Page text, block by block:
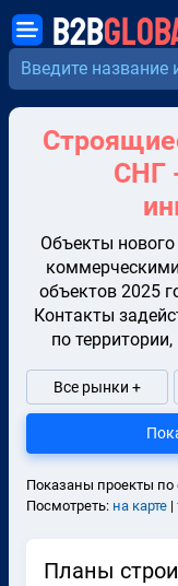
B2B
СНГ
Объекты нового
объектов 2025
Контакты
по
Все рынки +
Показаны проекты
Посмотреть: на карте |
Планы